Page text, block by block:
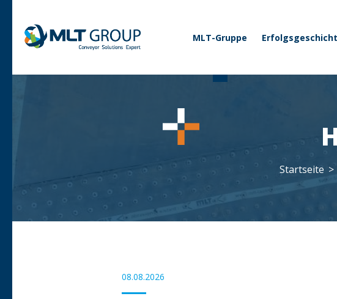
MLT-Gruppe
Startseite
08.08.2026